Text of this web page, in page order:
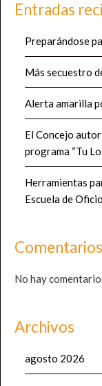
Entradas
Preparándose
Más secuestro
Alerta amarilla
El Concejo
programa “Tu
Herramientas
Escuela de
No hay
Archivos
agosto 2026